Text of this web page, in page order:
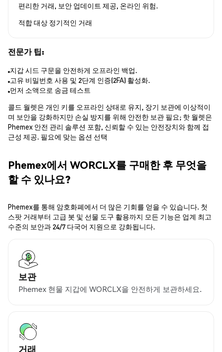
편리한 거래, 보안 업데이트 제공, 온라인 위험.
적합 대상 정기적인 거래
전문가 팁:
지갑 시드 구문을 안전하게 오프라인 백업.
고유 비밀번호 사용 및 2단계 인증(2FA) 활성화.
먼저 소액으로 송금 테스트
콜드 월렛은 개인 키를 오프라인 상태로 유지, 장기 보관에 이상적이
며 보안을 강화하지만 손실 방지를 위해 안전한 보관 필요; 핫 월렛은
Phemex 안전 관리 솔루션 포함, 신뢰할 수 있는 안전장치와 함께 접
근성 제공. 필요에 맞는 옵션 선택
Phemex에서 WORCLX를 구매한 후 무엇을
할 수 있나요?
Phemex를 통해 암호화폐에서 더 많은 기회를 얻을 수 있습니다. 첫
스팟 거래부터 고급 봇 및 선물 도구 활용까지 모든 기능은 업계 최고
수준의 보안과 24/7 다국어 지원으로 강화됩니다.
보관
Phemex 현물 지갑에 WORCLX을 안전하게 보관하세요.
거래